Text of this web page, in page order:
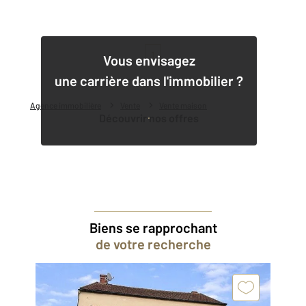
Agence immobilière
Vous envisagez
une carrière dans l'immobilier ?
Découvrir nos offres
1
Biens se rapprochant
de votre recherche